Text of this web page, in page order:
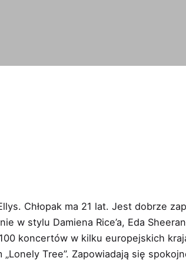
Chłopak ma 21 lat. Jest dobrze
w stylu Damiena Rice’a, Eda
koncertów w kilku europejskich
Tree”. Zapowiadają się